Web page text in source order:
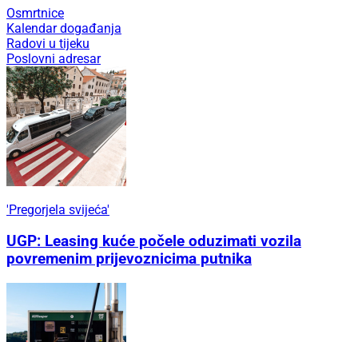
Osmrtnice
Kalendar događanja
Radovi u tijeku
Poslovni adresar
'Pregorjela svijeća'
UGP: Leasing kuće počele oduzimati vozila
povremenim prijevoznicima putnika